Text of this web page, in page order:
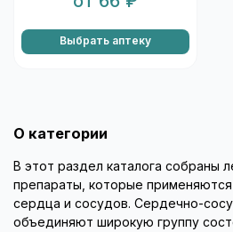
Выбрать аптеку
О категории
В этот раздел каталога собраны
препараты, которые применяются
сердца и сосудов. Сердечно-
объединяют широкую группу